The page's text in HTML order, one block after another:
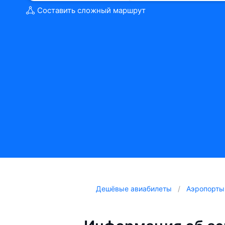
Составить сложный маршрут
Дешёвые авиабилеты Аэропорты